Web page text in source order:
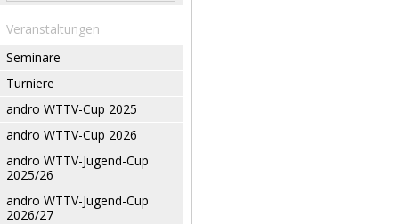
Veranstaltungen
Seminare
Turniere
andro WTTV-Cup 2025
andro WTTV-Cup 2026
andro WTTV-Jugend-Cup
2025/26
andro WTTV-Jugend-Cup
2026/27